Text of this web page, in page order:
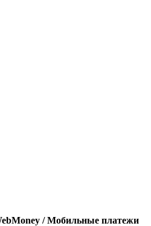
/ Мобильные платежи